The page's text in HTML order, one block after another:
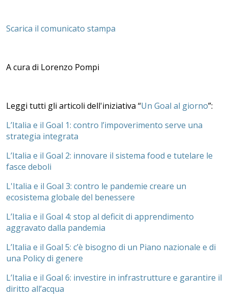
Scarica il comunicato stampa
A cura di Lorenzo Pompi
Leggi tutti gli articoli dell'iniziativa “Un Goal al giorno”:
L’Italia e il Goal 1: contro l’impoverimento serve una
strategia integrata
L’Italia e il Goal 2: innovare il sistema food e tutelare le
fasce deboli
L'Italia e il Goal 3: contro le pandemie creare un
ecosistema globale del benessere
L’Italia e il Goal 4: stop al deficit di apprendimento
aggravato dalla pandemia
L’Italia e il Goal 5: c’è bisogno di un Piano nazionale e di
una Policy di genere
L’Italia e il Goal 6: investire in infrastrutture e garantire il
diritto all’acqua